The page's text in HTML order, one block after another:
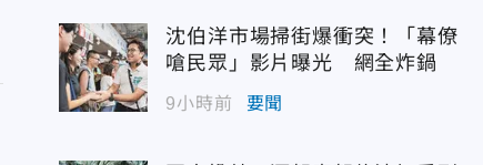
沈伯洋市場掃街爆衝突！「幕僚
嗆民眾」影片曝光 網全炸鍋
9小時前 要聞